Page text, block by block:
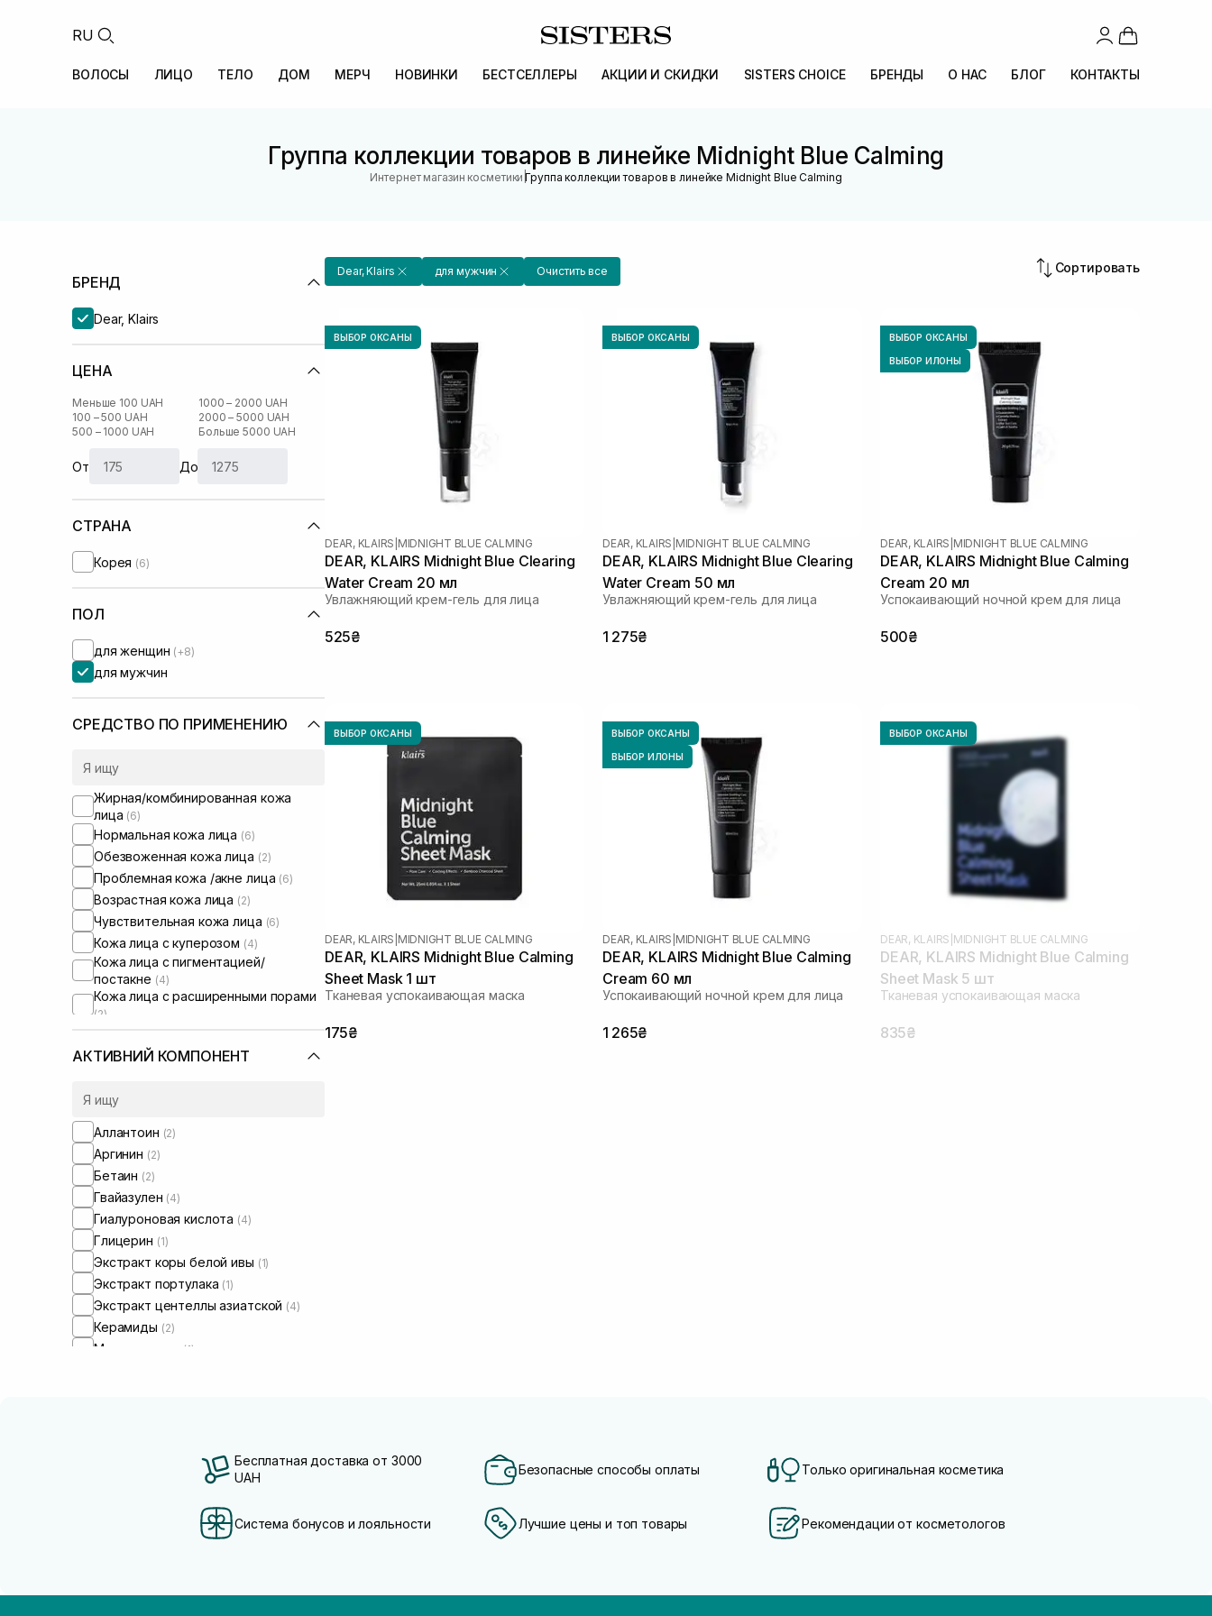
RU
ВОЛОСЫ ЛИЦО ТЕЛО ДОМ МЕРЧ НОВИНКИ БЕСТСЕЛЛЕРЫ АКЦИИ И СКИДКИ SISTERS CHOICE БРЕНДЫ О НАС БЛОГ КОНТАКТЫ
Группа коллекции товаров в линейке Midnight Blue Calming
Интернет магазин косметики |Группа коллекции товаров в линейке Midnight Blue Calming
БРЕНД
Dear, Klairs
ЦЕНА
Меньше 100 UAH
100 – 500 UAH
500 – 1000 UAH
1000 – 2000 UAH
2000 – 5000 UAH
Больше 5000 UAH
От До
СТРАНА
Корея (6)
ПОЛ
для женщин (+8)
для мужчин
СРЕДСТВО ПО ПРИМЕНЕНИЮ
Жирная/комбинированная кожа
лица (6)
Нормальная кожа лица (6)
Обезвоженная кожа лица (2)
Проблемная кожа /акне лица (6)
Возрастная кожа лица (2)
Чувствительная кожа лица (6)
Кожа лица с куперозом (4)
Кожа лица с пигментацией/
постакне (4)
Кожа лица с расширенными порами
(2)
Кожа лица с нарушенным
барьером(2)
Кожа лица с нарушенным
АКТИВНИЙ КОМПОНЕНТ
Аллантоин (2)
Аргинин (2)
Бетаин (2)
Гвайазулен (4)
Гиалуроновая кислота (4)
Глицерин (1)
Экстракт коры белой ивы (1)
Экстракт портулака (1)
Экстракт центеллы азиатской (4)
Керамиды (2)
Мадекасосид (1)
Dear, Klairs для мужчин Очистить все Сортировать
ВЫБОР ОКСАНЫ
DEAR, KLAIRS MIDNIGHT BLUE CALMING
DEAR, KLAIRS Midnight Blue Clearing
Water Cream 20 мл
Увлажняющий крем-гель для лица
525₴
ВЫБОР ОКСАНЫ
DEAR, KLAIRS MIDNIGHT BLUE CALMING
DEAR, KLAIRS Midnight Blue Clearing
Water Cream 50 мл
Увлажняющий крем-гель для лица
1 275₴
ВЫБОР ОКСАНЫ
ВЫБОР ИЛОНЫ
DEAR, KLAIRS MIDNIGHT BLUE CALMING
DEAR, KLAIRS Midnight Blue Calming
Cream 20 мл
Успокаивающий ночной крем для лица
500₴
ВЫБОР ОКСАНЫ
DEAR, KLAIRS MIDNIGHT BLUE CALMING
DEAR, KLAIRS Midnight Blue Calming
Sheet Mask 1 шт
Тканевая успокаивающая маска
175₴
ВЫБОР ОКСАНЫ
ВЫБОР ИЛОНЫ
DEAR, KLAIRS MIDNIGHT BLUE CALMING
DEAR, KLAIRS Midnight Blue Calming
Cream 60 мл
Успокаивающий ночной крем для лица
1 265₴
ВЫБОР ОКСАНЫ
DEAR, KLAIRS MIDNIGHT BLUE CALMING
DEAR, KLAIRS Midnight Blue Calming
Sheet Mask 5 шт
Тканевая успокаивающая маска
835₴
Бесплатная доставка от 3000
UAH
Безопасные способы оплаты Только оригинальная косметика
Система бонусов и лояльности Лучшие цены и топ товары Рекомендации от косметологов